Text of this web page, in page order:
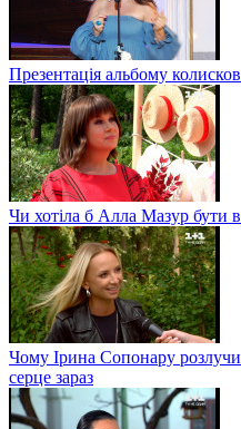
Презентація альбому
Чи хотіла б Алла Мазур бути
Чому Ірина Сопонару
серце зараз